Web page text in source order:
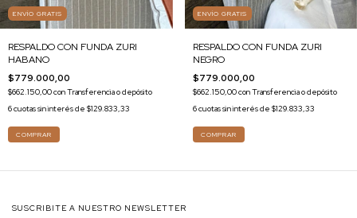
ENVÍO GRATIS
RESPALDO CON FUNDA ZURI
HABANO
$779.000,00
$662.150,00conTransferencia o depósito
6cuotas sin interés de $129.833,33
COMPRAR
ENVÍO GRATIS
RESPALDO CON FUNDA ZURI
NEGRO
$779.000,00
$662.150,00conTransferencia o depósito
6cuotas sin interés de $129.833,33
COMPRAR
SUSCRIBITE A NUESTRO NEWSLETTER